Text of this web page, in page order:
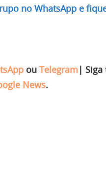
no WhatsApp e
ou Telegram |
News.